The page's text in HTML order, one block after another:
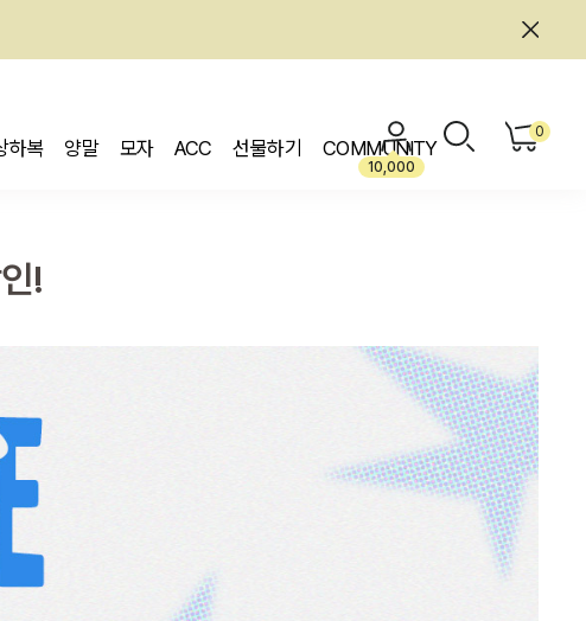
하복 양말 모자 ACC 선물하기 COMMUNITY
10,000
0
!